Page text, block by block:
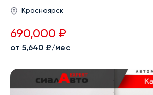
Красноярск
690,000 ₽
от 5,640 ₽/мес